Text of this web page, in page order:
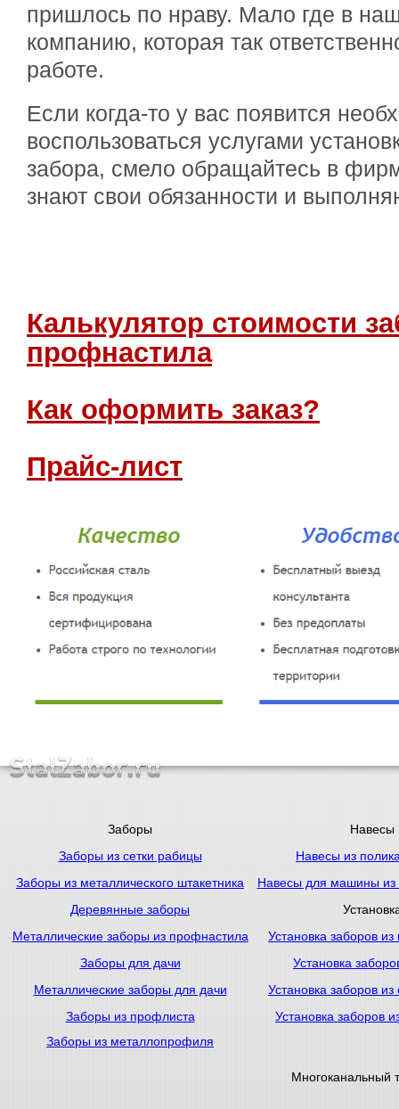
пришлось по нраву. Мало где в
компанию, которая так
работе.
Если когда-то у вас появится
воспользоваться услугами
забора, смело обращайтесь в
знают свои обязанности и
Калькулятор стоимости
профнастила
Как оформить заказ?
Прайс-лист
Заборы
Навесы
Заборы из сетки рабицы
Навесы из
Заборы из металлического штакетника
Навесы для машины из
Деревянные заборы
Металлические заборы из профнастила
Установка заборов
Заборы для дачи
Установка
Металлические заборы для дачи
Установка заборов
Заборы из профлиста
Установка заборов
Заборы из металлопрофиля